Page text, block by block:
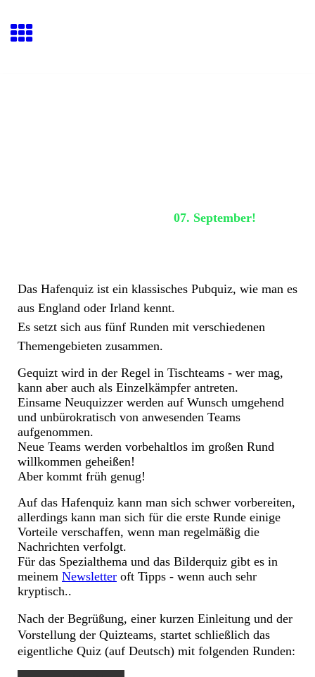
07. September!
Das Hafenquiz ist ein klassisches Pubquiz, wie man es
aus England oder Irland kennt.
Es setzt sich aus fünf Runden mit verschiedenen
Themengebieten zusammen.
Gequizt wird in der Regel in Tischteams - wer mag,
kann aber auch als Einzelkämpfer antreten.
Einsame Neuquizzer werden auf Wunsch umgehend
und unbürokratisch von anwesenden Teams
aufgenommen.
Neue Teams werden vorbehaltlos im großen Rund
willkommen geheißen!
Aber kommt früh genug!
Auf das Hafenquiz kann man sich schwer vorbereiten,
allerdings kann man sich für die erste Runde einige
Vorteile verschaffen, wenn man regelmäßig die
Nachrichten verfolgt.
Für das Spezialthema und das Bilderquiz gibt es in
meinem Newsletter oft Tipps - wenn auch sehr
kryptisch..
Nach der Begrüßung, einer kurzen Einleitung und der
Vorstellung der Quizteams, startet schließlich das
eigentliche Quiz (auf Deutsch) mit folgenden Runden: